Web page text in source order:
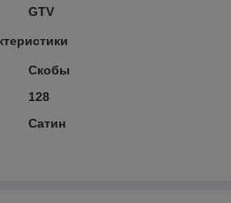
GTV
Скобы
128
Сатин